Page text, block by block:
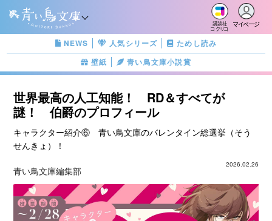
講談社
コクリコ
マイページ
NEWS 人気シリーズ
ためし読み
壁紙
青い鳥文庫小説賞
世界最高の人工知能！ RD＆すべてが
謎！ 伯爵のプロフィール
キャラクター紹介⑥ 青い鳥文庫のバレンタイン総選挙（そう
せんきょ）！
2026.02.26
青い鳥文庫編集部